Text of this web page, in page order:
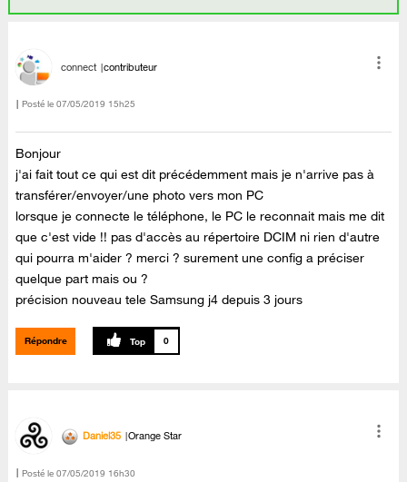
connect contributeur
Posté le ‎07/05/2019 15h25
Bonjour
j'ai fait tout ce qui est dit précédemment mais je n'arrive pas à
transférer/envoyer/une photo vers mon PC
lorsque je connecte le téléphone, le PC le reconnait mais me dit
que c'est vide !! pas d'accès au répertoire DCIM ni rien d'autre
qui pourra m'aider ? merci ? surement une config a préciser
quelque part mais ou ?
précision nouveau tele Samsung j4 depuis 3 jours
Répondre 0
Daniel35 Orange Star
Posté le ‎07/05/2019 16h30